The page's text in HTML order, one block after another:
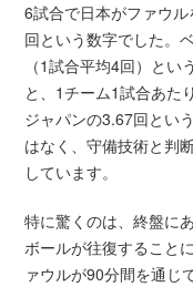
6試合で日本がファウ
回という数字でした。
（1試合平均4回）と
と、1チーム1試合あた
ジャパンの3.67回とい
はなく、守備技術と判
しています。
特に驚くのは、終盤に
ボールが往復すること
ァウルが90分間を通じ